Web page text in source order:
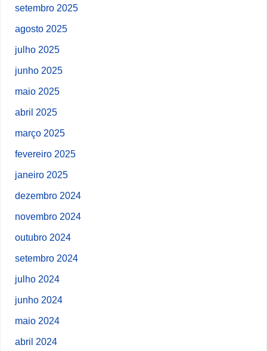
setembro 2025
agosto 2025
julho 2025
junho 2025
maio 2025
abril 2025
março 2025
fevereiro 2025
janeiro 2025
dezembro 2024
novembro 2024
outubro 2024
setembro 2024
julho 2024
junho 2024
maio 2024
abril 2024